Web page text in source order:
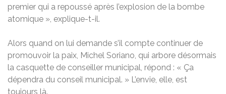
premier qui a repoussé après l’explosion de la bombe
atomique », explique-t-il.
Alors quand on lui demande s’il compte continuer de
promouvoir la paix, Michel Soriano, qui arbore désormais
la casquette de conseiller municipal, répond : « Ça
dépendra du conseil municipal. » L’envie, elle, est
toujours là.